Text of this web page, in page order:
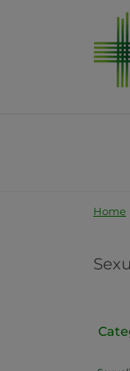
Home